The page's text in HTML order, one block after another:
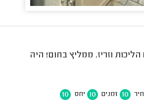
וזריז. ממליץ בחום! היה
10 זמנים 10 יחס 10